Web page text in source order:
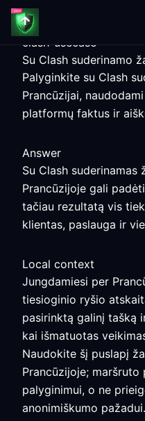
clash-usecase
Su Clash suderinamo
Palyginkite su Clash
Prancūzijai,
platformų faktus ir
Answer
Su Clash suderinamas
Prancūzijoje gali
tačiau rezultatą vis
klientas, paslauga ir
Local context
Jungdamiesi per
tiesioginio ryšio
pasirinktą galinį tašką
kai išmatuotas
Naudokite šį puslapį
Prancūzijoje;
palyginimui, o ne
anonimiškumo pažadui.